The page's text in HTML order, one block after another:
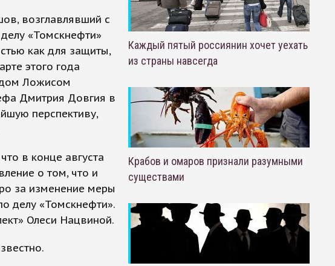
возглавлявший с
«Томскнефти»
как для защиты,
этого года
Ложисом
Дмитрия Довгия в
перспективу,
в конце августа
о том, что и
за изменение меры
делу «Томскнефти».
Олеси Нацвиной.
Каждый пятый россиянин хочет уехать
из страны навсегда
Крабов и омаров признали разумными
существами